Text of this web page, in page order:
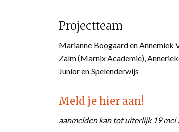
Projectteam
Marianne Boogaard en Annemiek
Zalm (Marnix Academie),
Junior en Spelenderwijs
Meld je hier aan!
aanmelden kan tot uiterlijk 19 mei